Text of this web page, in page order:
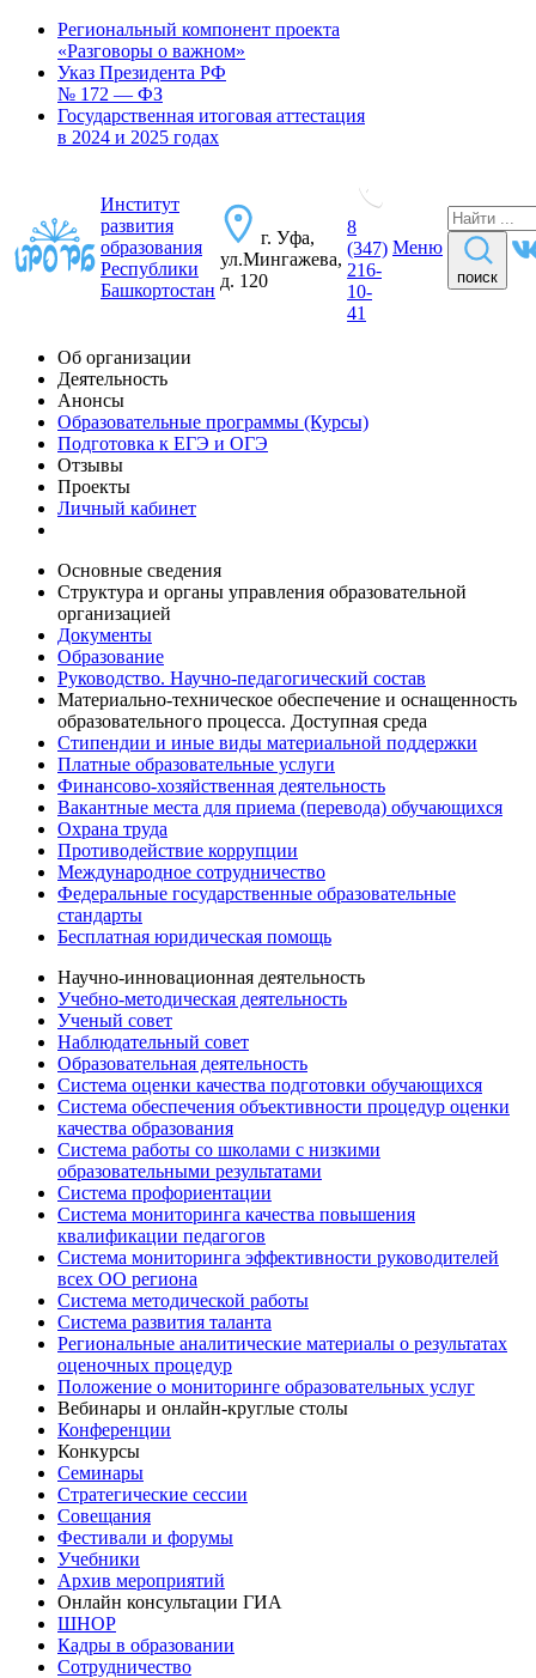
Региональный компонент проекта
«Разговоры о важном»
Указ Президента РФ
№ 172 — ФЗ
Государственная итоговая аттестация
в 2024 и 2025 годах
Институт
развития
образования
Республики
Башкортостан
г. Уфа,
ул.Мингажева,
д. 120
8
(347)
216-
10-
41
Меню
поиск
Об организации
Деятельность
Анонсы
Образовательные программы (Курсы)
Подготовка к ЕГЭ и ОГЭ
Отзывы
Проекты
Личный кабинет
Основные сведения
Структура и органы управления образовательной
организацией
Документы
Образование
Руководство. Научно-педагогический состав
Материально-техническое обеспечение и оснащенность
образовательного процесса. Доступная среда
Стипендии и иные виды материальной поддержки
Платные образовательные услуги
Финансово-хозяйственная деятельность
Вакантные места для приема (перевода) обучающихся
Охрана труда
Противодействие коррупции
Международное сотрудничество
Федеральные государственные образовательные
стандарты
Бесплатная юридическая помощь
Научно-инновационная деятельность
Учебно-методическая деятельность
Ученый совет
Наблюдательный совет
Образовательная деятельность
Система оценки качества подготовки обучающихся
Система обеспечения объективности процедур оценки
качества образования
Система работы со школами с низкими
образовательными результатами
Система профориентации
Система мониторинга качества повышения
квалификации педагогов
Система мониторинга эффективности руководителей
всех ОО региона
Система методической работы
Система развития таланта
Региональные аналитические материалы о результатах
оценочных процедур
Положение о мониторинге образовательных услуг
Вебинары и онлайн-круглые столы
Конференции
Конкурсы
Семинары
Стратегические сессии
Совещания
Фестивали и форумы
Учебники
Архив мероприятий
Онлайн консультации ГИА
ШНОР
Кадры в образовании
Сотрудничество